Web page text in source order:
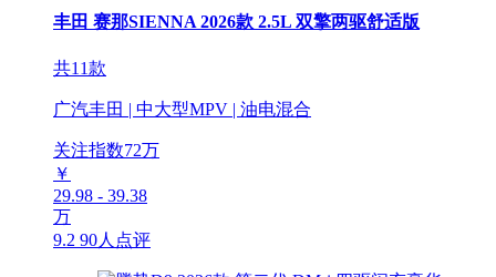
丰田 赛那SIENNA 2026款 2.5L 双擎两驱舒适版
共11款
广汽丰田 | 中大型MPV | 油电混合
关注指数72万
￥
29.98 - 39.38
万
9.2 90人点评